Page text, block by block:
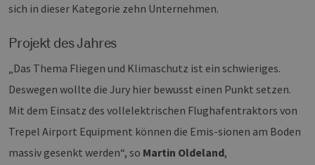
sich in dieser Kategorie zehn Unternehmen.
Projekt des Jahres
„Das Thema Fliegen und Klimaschutz ist ein schwieriges.
Deswegen wollte die Jury hier bewusst einen Punkt setzen.
Mit dem Einsatz des vollelektrischen Flughafentraktors von
Trepel Airport Equipment können die Emis-sionen am Boden
massiv gesenkt werden“, so Martin Oldeland,